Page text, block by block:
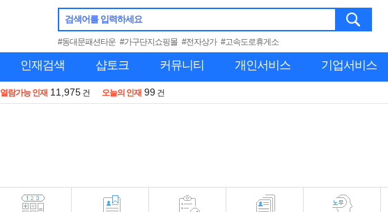
검색어를 입력하세요
#동대문패션타운 #가구단지쇼핑몰 #전자상가 #고속도로휴게소
인재검색 샵토크 커뮤니티 개인서비스 기업서비스
열람가능 인재 11,975 건 오늘의 인재 99 건